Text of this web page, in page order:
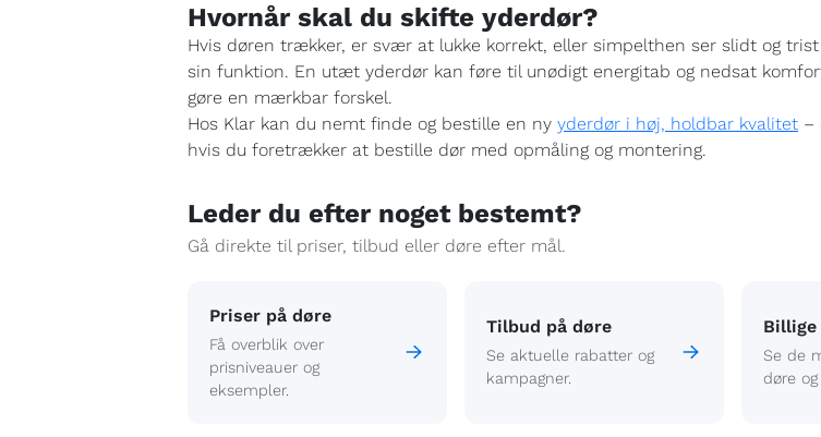
Hvornår skal du skifte yderdør?
Hvis døren trækker, er svær at lukke korrekt, eller simpelthen ser slidt og
sin funktion. En utæt yderdør kan føre til unødigt energitab og nedsat
gøre en mærkbar forskel.
Hos Klar kan du nemt finde og bestille en ny yderdør i høj, holdbar kvalitet –
hvis du foretrækker at bestille dør med opmåling og montering.
Leder du efter noget bestemt?
Gå direkte til priser, tilbud eller døre efter mål.
Priser på døre
Få overblik over
prisniveauer og
eksempler.
Tilbud på døre
Se aktuelle rabatter og
kampagner.
Billige
Se de
døre og